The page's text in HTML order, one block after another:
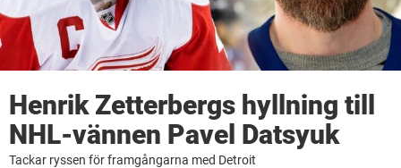
Henrik Zetterbergs hyllning till
NHL-vännen Pavel Datsyuk
Tackar ryssen för framgångarna med Detroit